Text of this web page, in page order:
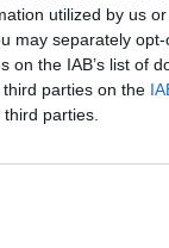
utilized by us
may separately
on the IAB’s list of
parties on the
parties.